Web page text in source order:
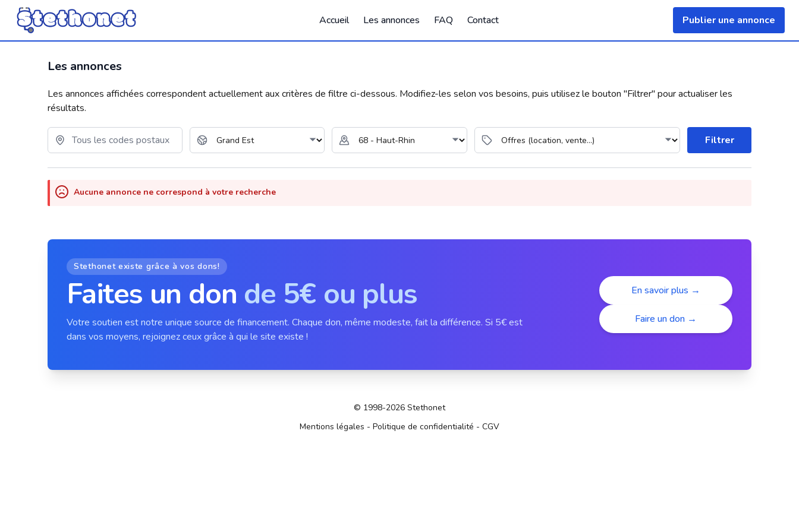
Publier une annonce
Accueil Les annonces FAQ Contact
Les annonces
Les annonces affichées correspondent actuellement aux critères de filtre ci-dessous. Modifiez-les selon vos besoins, puis utilisez le bouton "Filtrer" pour actualiser les
résultats.
Filtrer
Aucune annonce ne correspond à votre recherche
Stethonet existe grâce à vos dons!
Faites un don de 5€ ou plus
Votre soutien est notre unique source de financement. Chaque don, même modeste, fait la différence. Si 5€ est
dans vos moyens, rejoignez ceux grâce à qui le site existe !
En savoir plus →
Faire un don →
© 1998-2026 Stethonet
Mentions légales - Politique de confidentialité - CGV